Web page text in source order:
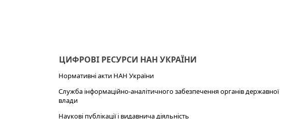
ЦИФРОВІ РЕСУРСИ НАН УКРАЇНИ
Нормативні акти НАН України
Служба інформаційно-аналітичного забезпечення органів державної
влади
Наукові публікації і видавнича діяльність